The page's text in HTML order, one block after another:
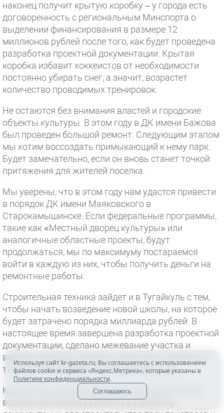
наконец получит крытую коробку – у города есть
договоренность с региональным Минспорта о
выделении финансирования в размере 12
миллионов рублей после того, как будет проведена
разработка проектной документации. Крытая
коробка избавит хоккеистов от необходимости
постоянно убирать снег, а значит, возрастет
количество проводимых тренировок.
Не остаются без внимания властей и городские
объекты культуры. В этом году в ДК имени Бажова
был проведен большой ремонт. Следующим этапом
мы хотим воссоздать примыкающий к нему парк.
Будет замечательно, если он вновь станет точкой
притяжения для жителей поселка.
Мы уверены, что в этом году нам удастся привести
в порядок ДК имени Маяковского в
Старокамышинске. Если федеральные программы,
такие как «Местный дворец культуры» или
аналогичные областные проекты, будут
продолжаться, мы по максимуму постараемся
войти в каждую из них, чтобы получить деньги на
ремонтные работы.
Строительная техника зайдет и в Тугайкуль с тем,
чтобы начать возведение новой школы, на которое
будет затрачено порядка миллиарда рублей. В
настоящее время завершена разработка проектной
документации, сделано межевание участка и
ведется привязка проекта к местности. Школа на
тысячу мест примет учеников в 2020 году.
Кроме того, в местный бюджет заложено около
восьми миллионов рублей на разработку
Используя сайт kr-gazeta.ru, Вы соглашаетесь с использованием
файлов cookie и сервиса «Яндекс.Метрика», которые указаны в
Политике конфиденциальности.
Соглашаюсь